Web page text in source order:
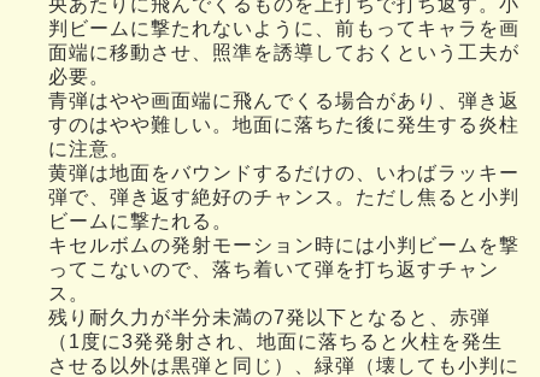
判ビームに撃たれないように、前もってキャラを画
面端に移動させ、照準を誘導しておくという工夫が
必要。
青弾はやや画面端に飛んでくる場合があり、弾き返
すのはやや難しい。地面に落ちた後に発生する炎柱
に注意。
黄弾は地面をバウンドするだけの、いわばラッキー
弾で、弾き返す絶好のチャンス。ただし焦ると小判
ビームに撃たれる。
キセルボムの発射モーション時には小判ビームを撃
ってこないので、落ち着いて弾を打ち返すチャン
ス。
残り耐久力が半分未満の7発以下となると、赤弾
（1度に3発発射され、地面に落ちると火柱を発生
させる以外は黒弾と同じ）、緑弾（壊しても小判に